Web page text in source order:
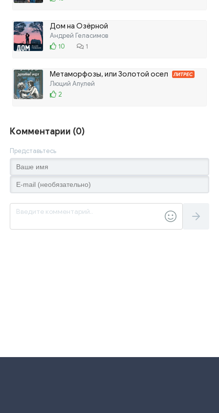
Дом на Озёрной
Андрей Геласимов
10
1
Метаморфозы, или Золотой осел ЛИТРЕС
Люций Апулей
2
Комментарии (0)
Представьтесь